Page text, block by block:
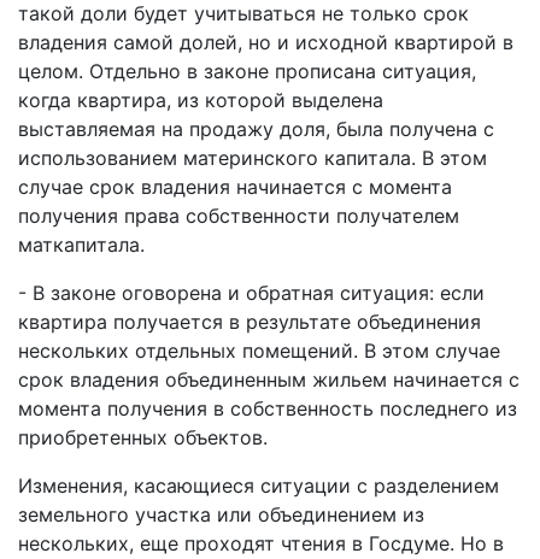
такой доли будет учитываться не только срок
владения самой долей, но и исходной квартирой в
целом. Отдельно в законе прописана ситуация,
когда квартира, из которой выделена
выставляемая на продажу доля, была получена с
использованием материнского капитала. В этом
случае срок владения начинается с момента
получения права собственности получателем
маткапитала.
- В законе оговорена и обратная ситуация: если
квартира получается в результате объединения
нескольких отдельных помещений. В этом случае
срок владения объединенным жильем начинается с
момента получения в собственность последнего из
приобретенных объектов.
Изменения, касающиеся ситуации c разделением
земельного участка или объединением из
нескольких, еще проходят чтения в Госдуме. Но в